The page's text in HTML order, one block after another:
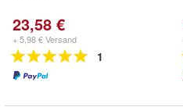
23,58 €
+ 5,98 € Versand
1